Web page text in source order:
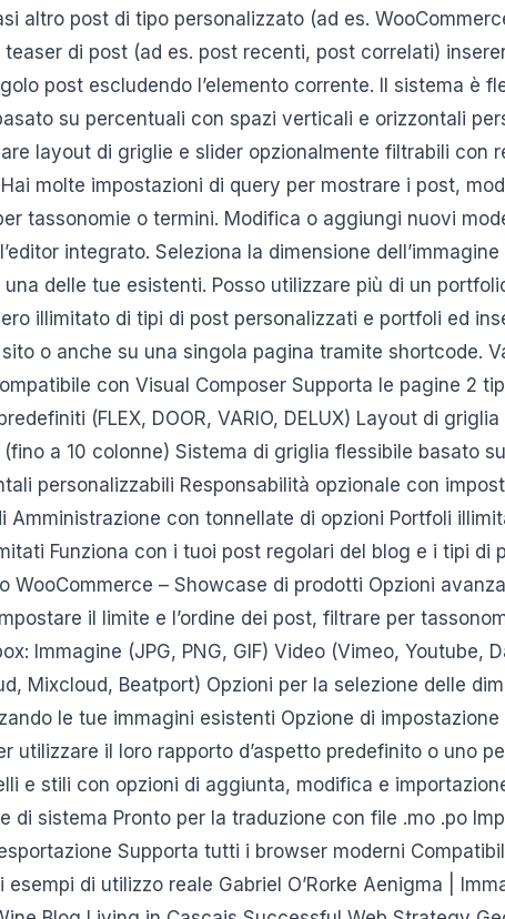
altro post di tipo personalizzato (ad es.
di post (ad es. post recenti, post correlati)
post escludendo l’elemento corrente. Il sistema è
su percentuali con spazi verticali e orizzontali
layout di griglie e slider opzionalmente filtrabili con
molte impostazioni di query per mostrare i post,
tassonomie o termini. Modifica o aggiungi nuovi
integrato. Seleziona la dimensione
delle tue esistenti. Posso utilizzare più di un
illimitato di tipi di post personalizzati e portfoli ed
o anche su una singola pagina tramite shortcode.
con Visual Composer Supporta le pagine 2
(FLEX, DOOR, VARIO, DELUX) Layout di
a 10 colonne) Sistema di griglia flessibile basato
personalizzabili Responsabilità opzionale con
Amministrazione con tonnellate di opzioni Portfoli
Funziona con i tuoi post regolari del blog e i tipi di
WooCommerce – Showcase di prodotti Opzioni
il limite e l’ordine dei post, filtrare per
Immagine (JPG, PNG, GIF) Video (Vimeo, Youtube,
Mixcloud, Beatport) Opzioni per la selezione delle
le tue immagini esistenti Opzione di impostazione
utilizzare il loro rapporto d’aspetto predefinito o uno
e stili con opzioni di aggiunta, modifica e
di sistema Pronto per la traduzione con file .mo .po
Supporta tutti i browser moderni
esempi di utilizzo reale Gabriel O’Rorke Aenigma |